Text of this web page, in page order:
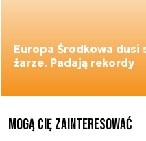
Europa Środkowa dusi
żarze. Padają rekordy
Mogą Cię zainteresować